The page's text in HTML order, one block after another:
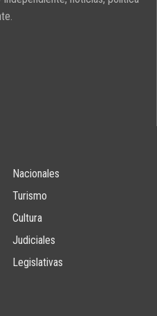
Nacionales
Turismo
Cultura
Judiciales
Legislativas